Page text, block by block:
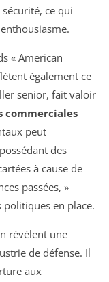
ce qui
« American
également ce
senior, fait valoir
commerciales
peut
des
à cause de
passées, »
en place.
révèlent une
de défense. Il
aux